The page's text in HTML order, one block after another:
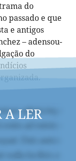
do
passado e que
e antigos
– adensou-
do
A LER